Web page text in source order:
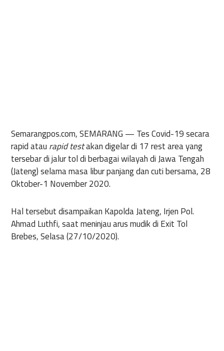
Semarangpos.com, SEMARANG — Tes Covid-19 secara
rapid atau rapid testakan digelar di 17 rest area yang
tersebar di jalur tol di berbagai wilayah di Jawa Tengah
(Jateng) selama masa libur panjang dan cuti bersama, 28
Oktober-1 November 2020.
Hal tersebut disampaikan Kapolda Jateng, Irjen Pol.
Ahmad Luthfi, saat meninjau arus mudik di Exit Tol
Brebes, Selasa (27/10/2020).